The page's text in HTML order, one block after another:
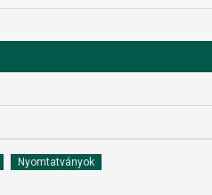
Nyomtatványok